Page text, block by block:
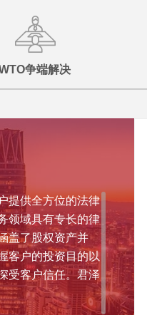
争端解决
提供全方位的法律
领域具有专长的律
盖了股权资产并
客户的投资目的以
受客户信任。君泽